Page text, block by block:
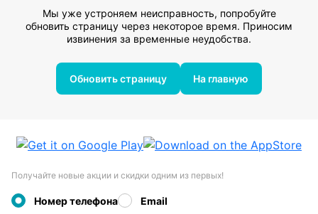
Мы уже устроняем неисправность, попробуйте
обновить страницу через некоторое время. Приносим
извинения за временные неудобства.
Обновить страницу На главную
Получайте новые акции и скидки одним из первых!
Номер телефона Email